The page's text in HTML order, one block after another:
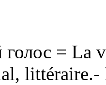
= La
littéraire.-